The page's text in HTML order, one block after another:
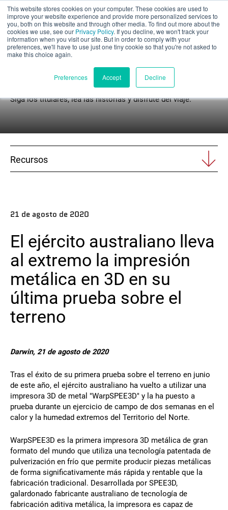
This website stores cookies on your computer. These cookies are used to
improve your website experience and provide more personalized services to
you, both on this website and through other media. To find out more about the
cookies we use, see our Privacy Policy. If you decline, we won't track your
information when you visit our site. But in order to comply with your
preferences, we'll have to use just one tiny cookie so that you're not asked to
make this choice again.
Preferences Accept Decline
Evaluación parcial
Productos
Aplicaciones
Industrias
Póngase en contacto
Síguenos
X Facebook LinkedIn YouTube
Noticias
Siga los titulares, lea las historias y disfrute del viaje.
Recursos
21 de agosto de 2020
El ejército australiano lleva
al extremo la impresión
metálica en 3D en su
última prueba sobre el
terreno
Darwin, 21 de agosto de 2020
Tras el éxito de su primera prueba sobre el terreno en junio
de este año, el ejército australiano ha vuelto a utilizar una
impresora 3D de metal "WarpSPEE3D" y la ha puesto a
prueba durante un ejercicio de campo de dos semanas en el
calor y la humedad extremos del Territorio del Norte.
WarpSPEE3D es la primera impresora 3D metálica de gran
formato del mundo que utiliza una tecnología patentada de
pulverización en frío que permite producir piezas metálicas
de forma significativamente más rápida y rentable que la
fabricación tradicional. Desarrollada por SPEE3D,
galardonado fabricante australiano de tecnología de
fabricación aditiva metálica, la impresora es capaz de